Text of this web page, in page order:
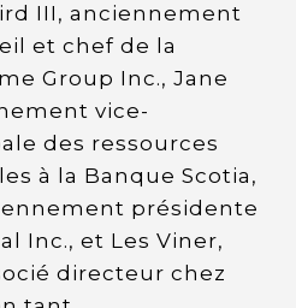
III, anciennement
et chef de la
Group Inc., Jane
vice-
des ressources
à la Banque Scotia,
présidente
Inc., et Les Viner,
directeur chez